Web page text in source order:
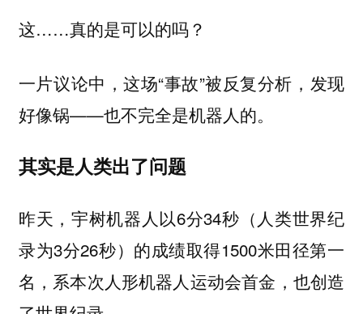
这……真的是可以的吗？
一片议论中，这场“事故”被反复分析，发现
好像锅——也不完全是机器人的。
其实是人类出了问题
昨天，宇树机器人以6分34秒（人类世界纪
录为3分26秒）的成绩取得1500米田径第一
名，系本次人形机器人运动会首金，也创造